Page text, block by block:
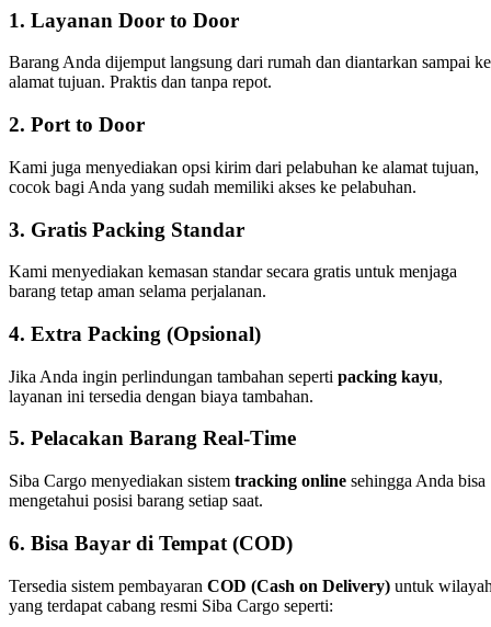
1. Layanan Door to Door
Barang Anda dijemput langsung dari rumah dan diantarkan sampai ke
alamat tujuan. Praktis dan tanpa repot.
2. Port to Door
Kami juga menyediakan opsi kirim dari pelabuhan ke alamat tujuan,
cocok bagi Anda yang sudah memiliki akses ke pelabuhan.
3. Gratis Packing Standar
Kami menyediakan kemasan standar secara gratis untuk menjaga
barang tetap aman selama perjalanan.
4. Extra Packing (Opsional)
Jika Anda ingin perlindungan tambahan seperti packing kayu,
layanan ini tersedia dengan biaya tambahan.
5. Pelacakan Barang Real-Time
Siba Cargo menyediakan sistem tracking online sehingga Anda bisa
mengetahui posisi barang setiap saat.
6. Bisa Bayar di Tempat (COD)
Tersedia sistem pembayaran COD (Cash on Delivery) untuk
yang terdapat cabang resmi Siba Cargo seperti: